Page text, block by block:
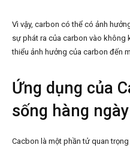
Vì vậy, carbon có thể có ảnh
sự phát ra của carbon vào không
thiểu ảnh hưởng của carbon đến
Ứng dụng của
sống hàng ngày
Cacbon là một phần tử quan